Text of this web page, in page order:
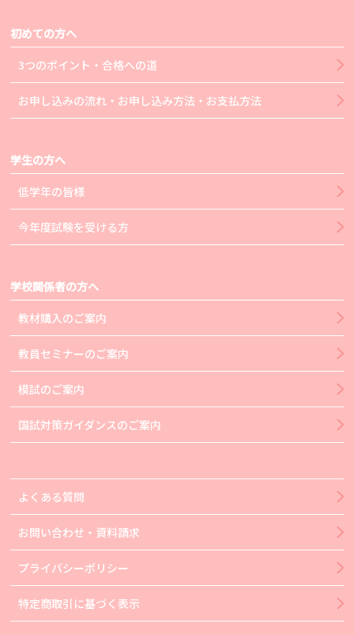
初めての方へ
3つのポイント・合格への道
お申し込みの流れ・お申し込み方法・お支払方法
学生の方へ
低学年の皆様
今年度試験を受ける方
学校関係者の方へ
教材購入のご案内
教員セミナーのご案内
模試のご案内
国試対策ガイダンスのご案内
よくある質問
お問い合わせ・資料請求
プライバシーポリシー
特定商取引に基づく表示